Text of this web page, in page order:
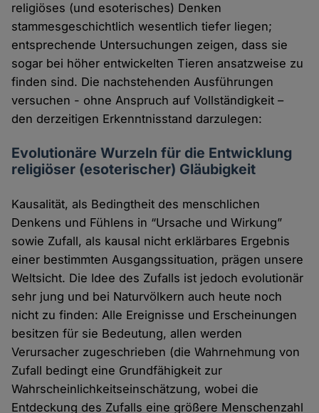
religiöses (und esoterisches) Denken
stammesgeschichtlich wesentlich tiefer liegen;
entsprechende Untersuchungen zeigen, dass sie
sogar bei höher entwickelten Tieren ansatzweise zu
finden sind. Die nachstehenden Ausführungen
versuchen - ohne Anspruch auf Vollständigkeit –
den derzeitigen Erkenntnisstand darzulegen:
Evolutionäre Wurzeln für die Entwicklung
religiöser (esoterischer) Gläubigkeit
Kausalität, als Bedingtheit des menschlichen
Denkens und Fühlens in “Ursache und Wirkung”
sowie Zufall, als kausal nicht erklärbares Ergebnis
einer bestimmten Ausgangssituation, prägen unsere
Weltsicht. Die Idee des Zufalls ist jedoch evolutionär
sehr jung und bei Naturvölkern auch heute noch
nicht zu finden: Alle Ereignisse und Erscheinungen
besitzen für sie Bedeutung, allen werden
Verursacher zugeschrieben (die Wahrnehmung von
Zufall bedingt eine Grundfähigkeit zur
Wahrscheinlichkeitseinschätzung, wobei die
Entdeckung des Zufalls eine größere Menschenzahl